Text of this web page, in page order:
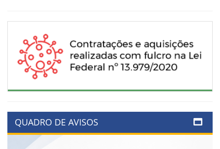
QUADRO DE AVISOS